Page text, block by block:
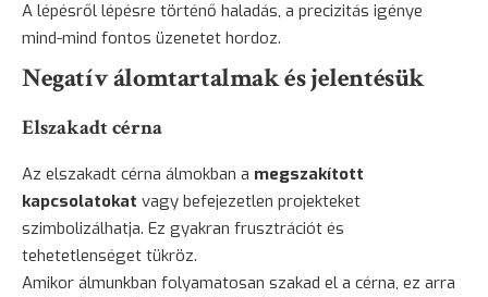
A lépésről lépésre történő haladás, a precizitás igénye
mind-mind fontos üzenetet hordoz.
Negatív álomtartalmak és jelentésük
Elszakadt cérna
Az elszakadt cérna álmokban a megszakított
kapcsolatokat vagy befejezetlen projekteket
szimbolizálhatja. Ez gyakran frusztrációt és
tehetetlenséget tükröz.
Amikor álmunkban folyamatosan szakad el a cérna, ez arra